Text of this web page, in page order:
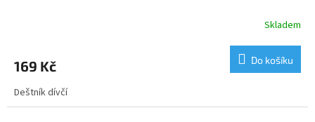
Skladem
169 Kč Do košíku
Deštník dívčí